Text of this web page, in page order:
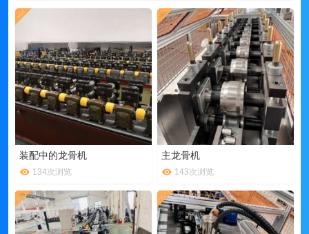
装配中的龙骨机
134次浏览
主龙骨机
143次浏览